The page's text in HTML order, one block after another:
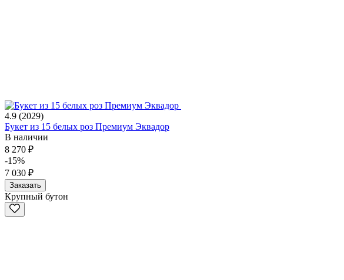
4.9 (2029)
Букет из 15 белых роз Премиум Эквадор
В наличии
8 270 ₽
-15%
7 030 ₽
Заказать
Крупный бутон